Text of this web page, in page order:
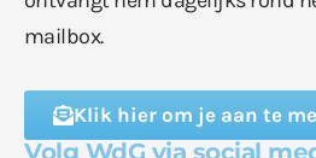
mailbox.
Klik hier om je aan te
Volg WdG via social